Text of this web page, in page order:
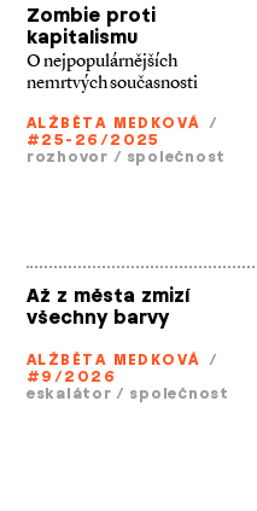
Zombie proti
kapitalismu
O nejpopulárnějších
nemrtvých současnosti
ALŽBĚTA MEDKOVÁ /
#25-26/2025
rozhovor / společnost
Až z města zmizí
všechny barvy
ALŽBĚTA MEDKOVÁ /
#9/2026
eskalátor / společnost